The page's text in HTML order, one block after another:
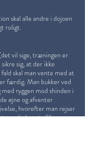
skal alle andre i dojoen
roligt.
vil sige, træningen er
sig, at der ikke
skal man vente med at
færdig. Man bukker ved
ryggen mod shinden i
øjne og afventer
hvorefter man rejser
ledsaget af "osu